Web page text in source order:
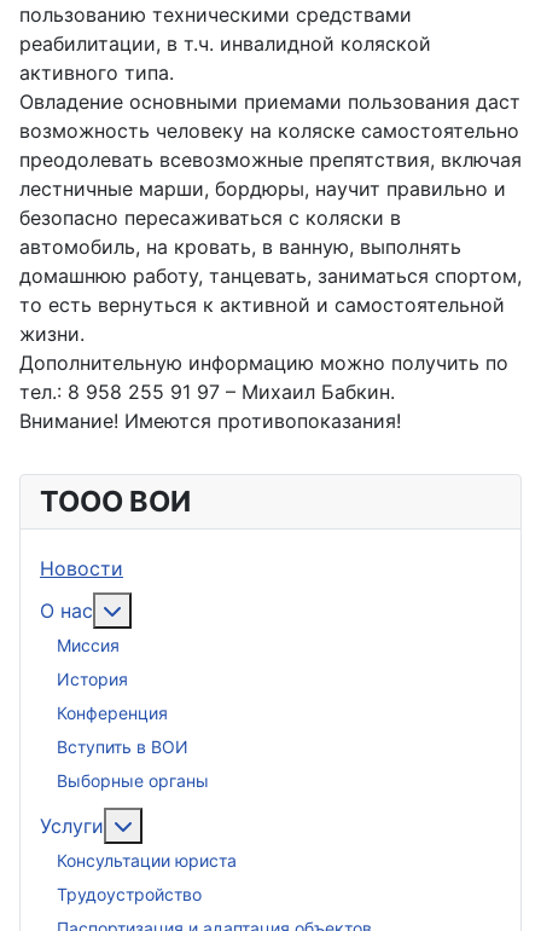
ТООО ВОИ
Новости
О нас
Миссия
История
Конференция
Вступить в ВОИ
Выборные органы
Услуги
Консультации юриста
Трудоустройство
пользованию техническими средствами
реабилитации, в т.ч. инвалидной коляской
активного типа.
Овладение основными приемами пользования даст
возможность человеку на коляске самостоятельно
преодолевать всевозможные препятствия, включая
лестничные марши, бордюры, научит правильно и
безопасно пересаживаться с коляски в
автомобиль, на кровать, в ванную, выполнять
домашнюю работу, танцевать, заниматься спортом,
то есть вернуться к активной и самостоятельной
жизни.
Дополнительную информацию можно получить по
тел.: 8 958 255 91 97 – Михаил Бабкин.
Внимание! Имеются противопоказания!